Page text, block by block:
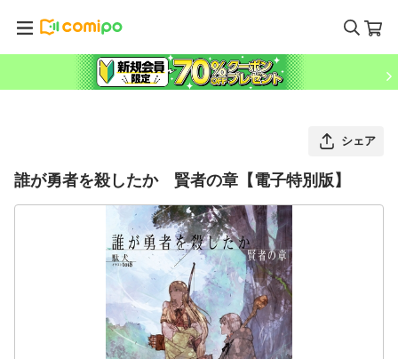
シェア
誰が勇者を殺したか 賢者の章【電子特別版】